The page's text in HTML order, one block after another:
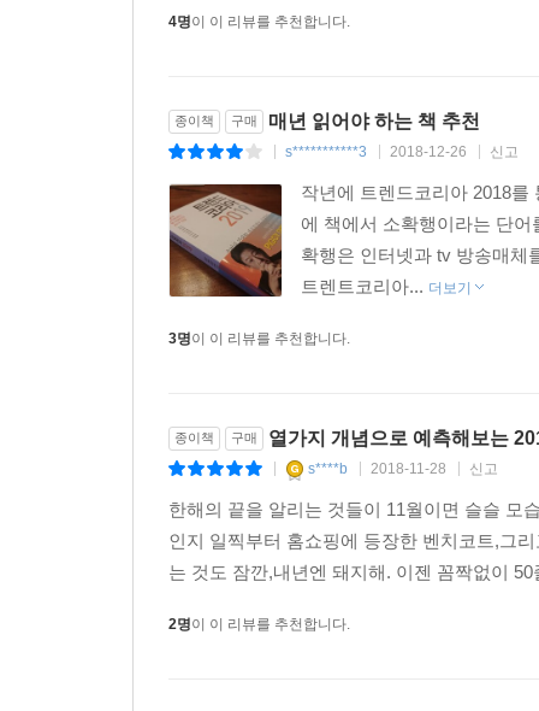
라라랜드가 꿈꾸는 이들의 도시라면 ‘나나랜드’
Manner Maketh the Consumer. 매너소비자
예약하고 나타나지 않는 ‘노쇼’로 인한 사회적
많다. 유교적 전통에 기반한 뿌리 깊은 위계질
제도와 소비자의 인식 전환이 무엇보다 필요하
balance)’의 지향이 중요한 시점이다. 그렇지 않
[트렌드 코리아] 선정 2018 대한민국 10대 트렌드
·최소의 노력으로 근사한 식사를 누리고 싶은 심리
관찰예능 ·출연진과의 자연스러운 공감대 형성
·감정의 대리만족
굿즈 ·한정판 굿즈로 소통하는 밀레니얼 세대의 등
·주관적 만족을 중시하는 가치소비 트렌드 확산
근거리 단기여행 ·워라밸 세대와 주 52시간 근무제
4명이 이 리뷰를 추천합니다.
종이책 구매 매년 읽어야 하는 책 추천
s***********3 2018-12-26 신고
작년에 트렌드코리아 2018
에 책에서 소확행이라는 단
확행은 인터넷과 tv 방송매체
트렌트코리아... 더보기
3명이 이 리뷰를 추천합니다.
종이책 구매 열가지 개념으로 예측해보는
s****b 2018-11-28 신고
한해의 끝을 알리는 것들이 11월이면 슬슬 모
인지 일찍부터 홈쇼핑에 등장한 벤치코트,그
는 것도 잠깐,내년엔 돼지해. 이젠 꼼짝없이
2명이 이 리뷰를 추천합니다.